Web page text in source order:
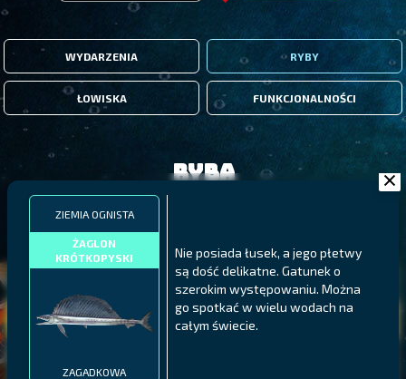
WYDARZENIA RYBY
ŁOWISKA FUNKCJONALNOŚCI
ZIEMIA OGNISTA
ŻAGLON
KRÓTKOPYSKI
ZAGADKOWA
Nie posiada łusek, a jego płetwy
są dość delikatne. Gatunek o
szerokim występowaniu. Można
go spotkać w wielu wodach na
całym świecie.
Ryba
PYSZCZAK ZACHODNI
PÓŁNOCNE FIORDY
LING
WYSPY GALAPAGOS
BODIAN